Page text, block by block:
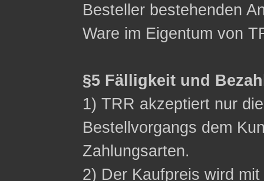
Besteller bestehenden
Ware im Eigentum von
§5 Fälligkeit und
1) TRR akzeptiert nur
Bestellvorgangs dem
Zahlungsarten.
2) Der Kaufpreis wird